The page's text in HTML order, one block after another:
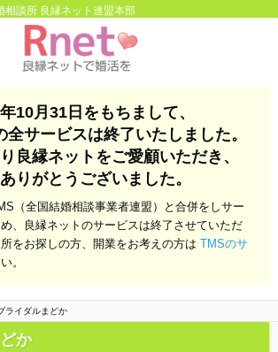
お金のこと
る質問
相談所 良縁ネット連盟本部
10月31日をもちまして、
全サービスは終了いたしました。
良縁ネットをご愛顧いただき、
りがとうございました。
（全国結婚相談事業者連盟）と合併をしサー
、良縁ネットのサービスは終了させていただ
をお探しの方、開業をお考えの方はTMSのサ
。
ライダルまどか
か